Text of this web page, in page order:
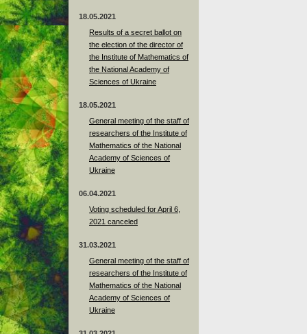
18.05.2021
Results of a secret ballot on
the election of the director of
the Institute of Mathematics of
the National Academy of
Sciences of Ukraine
18.05.2021
General meeting of the staff of
researchers of the Institute of
Mathematics of the National
Academy of Sciences of
Ukraine
06.04.2021
Voting scheduled for April 6,
2021 canceled
31.03.2021
General meeting of the staff of
researchers of the Institute of
Mathematics of the National
Academy of Sciences of
Ukraine